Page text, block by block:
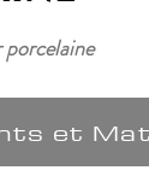
porcelaine
et